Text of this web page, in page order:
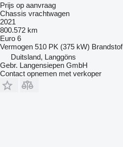
Prijs op aanvraag
Chassis vrachtwagen
2021
800.572 km
Euro 6
Vermogen 510 PK (375 kW) Brandstof
Duitsland, Langgöns
Gebr. Langensiepen GmbH
Contact opnemen met verkoper